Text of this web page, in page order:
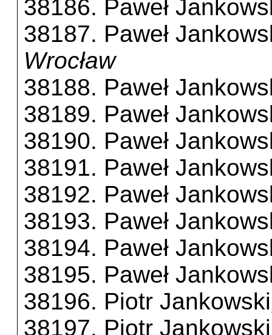
38186. Paweł
38187. Paweł
Wrocław
38188. Paweł
38189. Paweł
38190. Paweł
38191. Paweł
38192. Paweł
38193. Paweł
38194. Paweł
38195. Paweł
38196. Piotr Jankowski
38197. Piotr Jankowski